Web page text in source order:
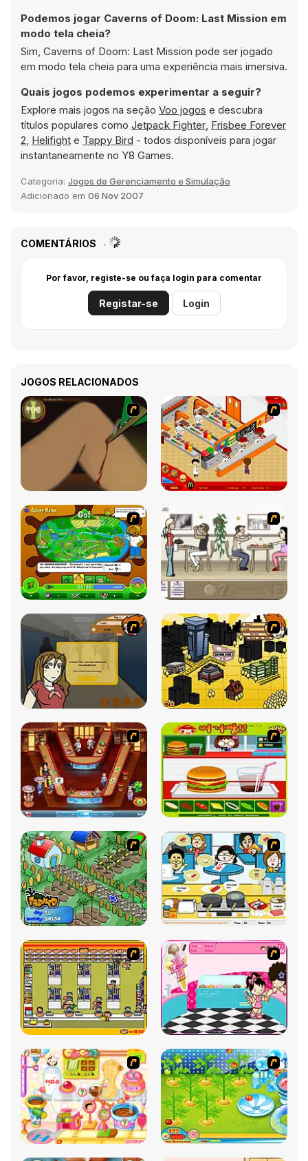
Podemos jogar Caverns of Doom: Last Mission em
modo tela cheia?
Sim, Caverns of Doom: Last Mission pode ser jogado
em modo tela cheia para uma experiência mais imersiva.
Quais jogos podemos experimentar a seguir?
Explore mais jogos na seção Voo jogos e descubra
títulos populares como Jetpack Fighter, Frisbee Forever
2, Helifight e Tappy Bird - todos disponíveis para jogar
instantaneamente no Y8 Games.
Categoria: Jogos de Gerenciamento e Simulação
Adicionado em 06 Nov 2007
COMENTÁRIOS
Por favor, registe-se ou faça login para comentar
Registar-se Login
JOGOS RELACIONADOS